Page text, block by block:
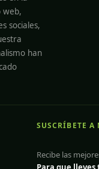
web,
sociales,
han
SUSCRÍBETE A
Recibe las